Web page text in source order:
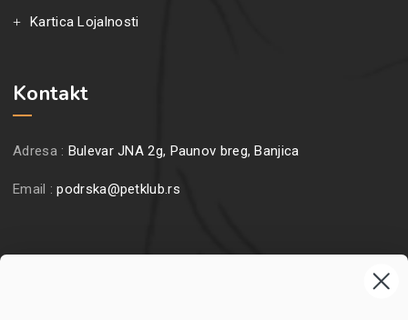
Kartica Lojalnosti
Kontakt
Adresa : Bulevar JNA 2g, Paunov breg, Banjica
Email :podrska@petklub.rs